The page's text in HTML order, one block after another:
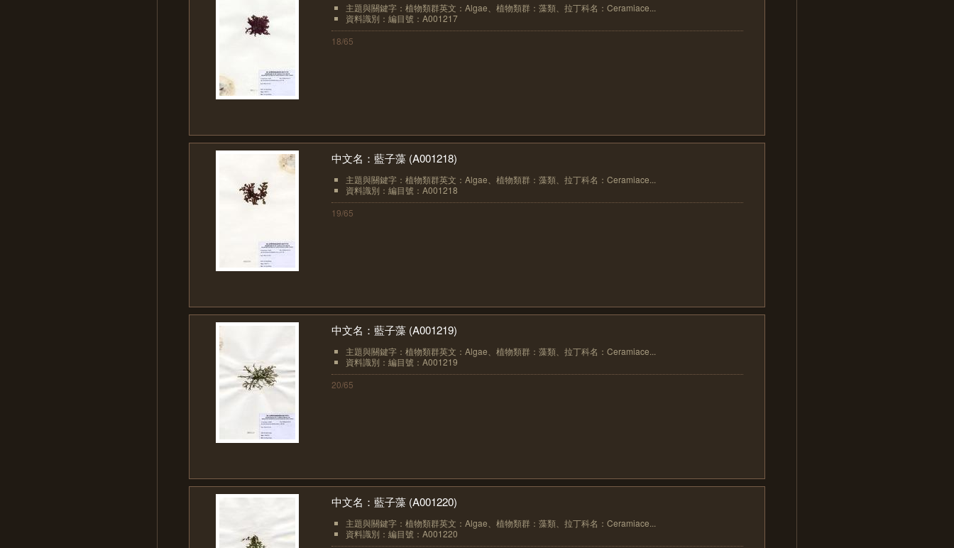
主題與關鍵字：植物類群英文：Algae、植物類群：藻類、拉丁科名：Ceramiace...
資料識別：編目號：A001217
18/65
中文名：藍子藻 (A001218)
主題與關鍵字：植物類群英文：Algae、植物類群：藻類、拉丁科名：Ceramiace...
資料識別：編目號：A001218
19/65
中文名：藍子藻 (A001219)
主題與關鍵字：植物類群英文：Algae、植物類群：藻類、拉丁科名：Ceramiace...
資料識別：編目號：A001219
20/65
中文名：藍子藻 (A001220)
主題與關鍵字：植物類群英文：Algae、植物類群：藻類、拉丁科名：Ceramiace...
資料識別：編目號：A001220